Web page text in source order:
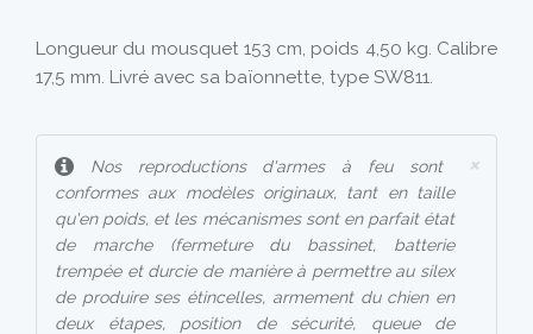
Longueur du mousquet 153 cm, poids 4,50 kg. Calibre
17,5 mm. Livré avec sa baïonnette, type SW811.
×
Nos reproductions d'armes à feu sont
conformes aux modèles originaux, tant en taille
qu'en poids, et les mécanismes sont en parfait état
de marche (fermeture du bassinet, batterie
trempée et durcie de manière à permettre au silex
de produire ses étincelles, armement du chien en
deux étapes, position de sécurité, queue de